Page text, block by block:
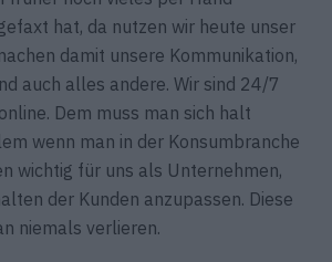
hat, da nutzen wir heute unser
damit unsere Kommunikation,
auch alles andere. Wir sind 24/7
Dem muss man sich halt
wenn man in der Konsumbranche
wichtig für uns als Unternehmen,
der Kunden anzupassen. Diese
niemals verlieren.